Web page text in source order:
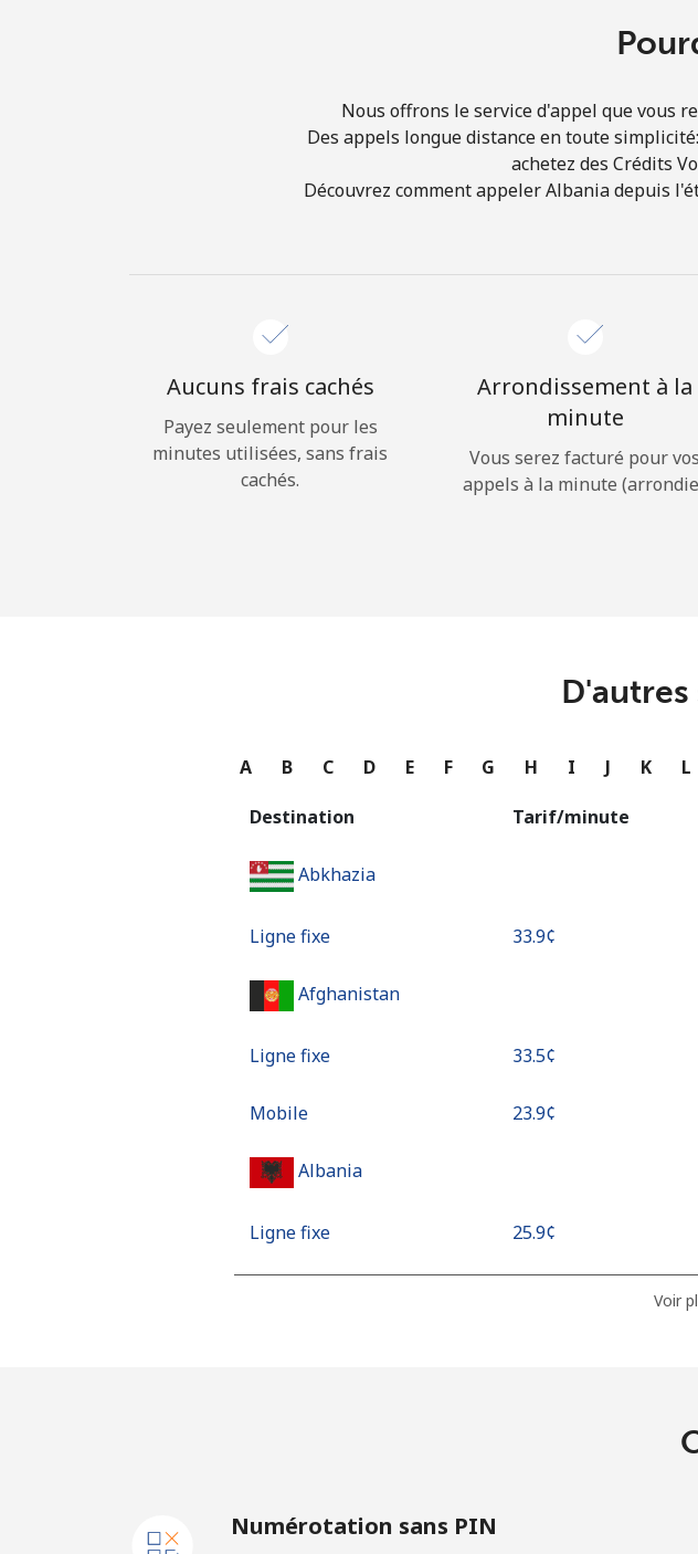
Nous offrons le service d'appel que vous
Des appels longue distance en toute
achetez des Crédits
Découvrez comment appeler Albania depuis
Aucuns frais cachés
Payez seulement pour les
minutes utilisées, sans frais
cachés.
Arrondissement à la
minute
Vous serez facturé pour vos
appels à la minute
A B C D E F G H I J K L
Destination Tarif/minute
Abkhazia
Ligne fixe ⁦33.9¢⁩
Afghanistan
Ligne fixe ⁦33.5¢⁩
Mobile ⁦23.9¢⁩
Albania
Ligne fixe ⁦25.9¢⁩
American Samoa
Voir
Numérotation sans PIN